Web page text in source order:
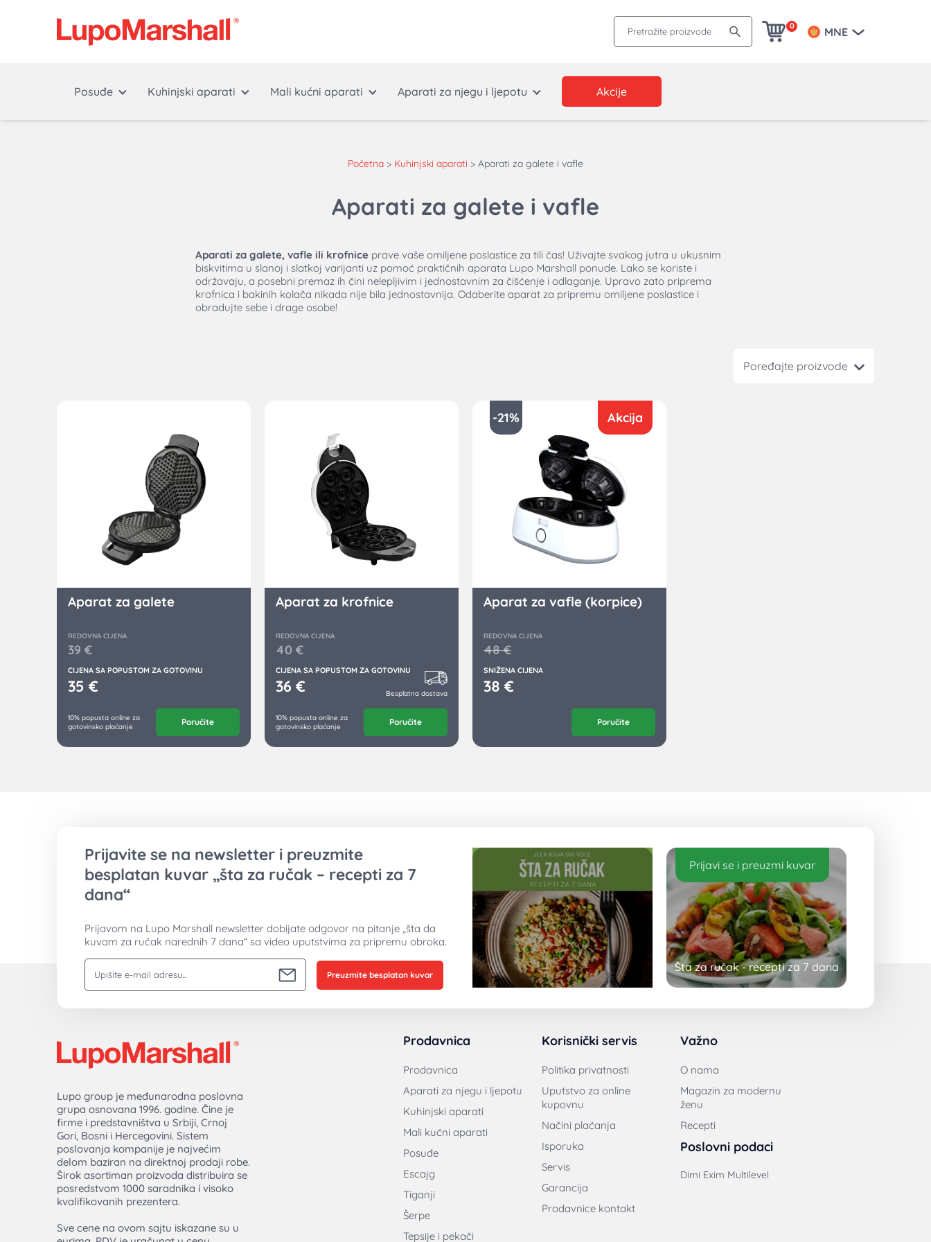
Pretražite proizvode 0 MNE
Posuđe Kuhinjski aparati Mali kućni aparati Aparati za njegu i ljepotu Akcije
Početna > Kuhinjski aparati > Aparati za galete i vafle
Aparati za galete i vafle
Aparati za galete, vafle ili krofnice prave vaše omiljene poslastice za tili čas! Uživajte svakog jutra u ukusnim
biskvitima u slanoj i slatkoj varijanti uz pomoć praktičnih aparata Lupo Marshall ponude. Lako se koriste i
održavaju, a posebni premaz ih čini nelepljivim i jednostavnim za čišćenje i odlaganje. Upravo zato priprema
krofnica i bakinih kolača nikada nije bila jednostavnija. Odaberite aparat za pripremu omiljene poslastice i
obradujte sebe i drage osobe!
Poređajte proizvode
Aparat za galete
REDOVNA CIJENA
39 €
CIJENA SA POPUSTOM ZA GOTOVINU
35 €
10% popusta online za
gotovinsko plaćanje
Poručite
Aparat za krofnice
REDOVNA CIJENA
40 €
CIJENA SA POPUSTOM ZA GOTOVINU
36 € Besplatna dostava
10% popusta online za
gotovinsko plaćanje
Poručite
-21% Akcija
Aparat za vafle (korpice)
REDOVNA CIJENA
48€
SNIŽENA CIJENA
38 €
Poručite
Prijavite se na newsletter i preuzmite
besplatan kuvar „šta za ručak – recepti za 7
dana“
Prijavom na Lupo Marshall newsletter dobijate odgovor na pitanje „šta da
kuvam za ručak narednih 7 dana“ sa video uputstvima za pripremu obroka.
Preuzmite besplatan kuvar
Prijavi se i preuzmi kuvar
Šta za ručak - recepti za 7 dana
Lupo group je međunarodna poslovna
grupa osnovana 1996. godine. Čine je
firme i predstavništva u Srbiji, Crnoj
Gori, Bosni i Hercegovini. Sistem
poslovanja kompanije je najvećim
delom baziran na direktnoj prodaji robe.
Širok asortiman proizvoda distribuira se
posredstvom 1000 saradnika i visoko
kvalifikovanih prezentera.
Sve cene na ovom sajtu iskazane su u
Prodavnica
Prodavnica
Aparati za njegu i ljepotu
Kuhinjski aparati
Mali kućni aparati
Posuđe
Escajg
Tiganji
Šerpe
Tepsije i pekači
Korisnički servis
Politika privatnosti
Uputstvo za online
kupovnu
Načini plaćanja
Isporuka
Servis
Garancija
Prodavnice kontakt
Važno
O nama
Magazin za modernu
ženu
Recepti
Poslovni podaci
Dimi Exim Multilevel